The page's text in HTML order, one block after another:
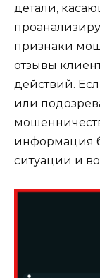
детали,
признаки
отзывы
действий.
или
информация
ситуации и